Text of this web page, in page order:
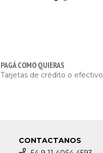
PAGÁ COMO QUIERAS
Tarjetas de crédito o efectivo
CONTACTANOS